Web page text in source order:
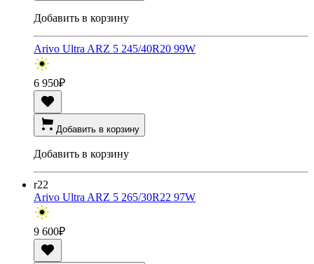
Добавить в корзину
Arivo Ultra ARZ 5 245/40R20 99W
6 950₽
Добавить в корзину
Добавить в корзину
r22
Arivo Ultra ARZ 5 265/30R22 97W
9 600₽